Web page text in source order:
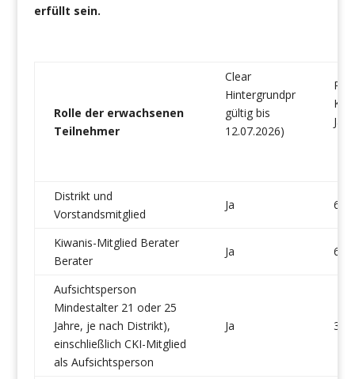
erfüllt sein.
Rolle der erwachsenen
Teilnehmer
Clear
Hintergrundpr
gültig bis
12.07.2026)
Distrikt und
Vorstandsmitglied
Ja 6
Kiwanis-Mitglied Berater
Berater
Ja 6
Aufsichtsperson
Mindestalter 21 oder 25
Jahre, je nach Distrikt),
einschließlich CKI-Mitglied
als Aufsichtsperson
Ja 3